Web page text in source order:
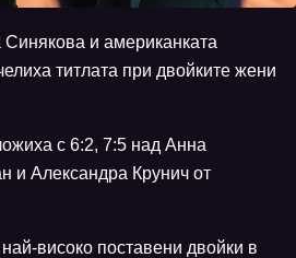
и американката
титлата при двойките жени
с 6:2, 7:5 над Анна
и Александра Крунич от
високо поставени двойки в